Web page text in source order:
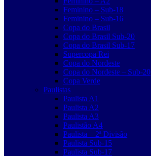
Feminino – Sub-18
Feminino – Sub-16
Copa do Brasil
Copa do Brasil Sub-20
Copa do Brasil Sub-17
Supercopa Rei
Copa do Nordeste
Copa do Nordeste – Sub-20
Copa Verde
Paulistas
Paulista A1
Paulista A2
Paulista A3
Paulistão A4
Paulista – 2ª Divisão
Paulista Sub-15
Paulista Sub-17